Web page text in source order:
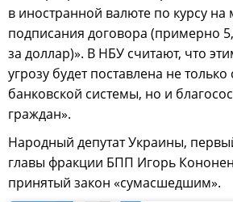
в иностранной валюте по курсу на
подписания договора (примерно
за доллар)». В НБУ считают, что
угрозу будет поставлена не только
банковской системы, но и
граждан».
Народный депутат Украины,
главы фракции БПП Игорь
принятый закон «сумасшедшим».